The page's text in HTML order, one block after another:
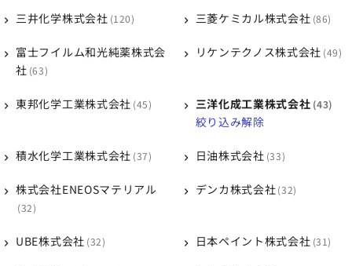
三井化学株式会社 120 三菱ケミカル株式会社 86
富士フイルム和光純薬株式会
社 63
リケンテクノス株式会社 49
東邦化学工業株式会社 45 三洋化成工業株式会社 43
絞り込み解除
積水化学工業株式会社 37 日油株式会社 33
株式会社ENEOSマテリアル
32
デンカ株式会社 32
UBE株式会社 32 日本ペイント株式会社 31